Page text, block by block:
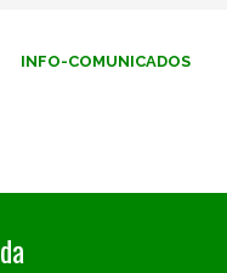
INFO-COMUNICADOS